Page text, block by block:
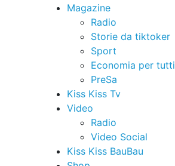
Magazine
Radio
Storie da tiktoker
Sport
Economia per tutti
PreSa
Kiss Kiss Tv
Video
Radio
Video Social
Kiss Kiss BauBau